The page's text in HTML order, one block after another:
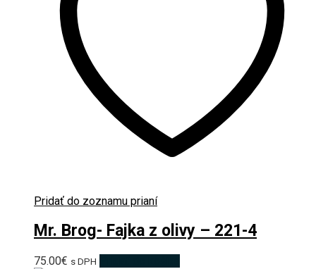
Pridať do zoznamu prianí
Mr. Brog- Fajka z olivy – 221-4
75.00€ s DPH